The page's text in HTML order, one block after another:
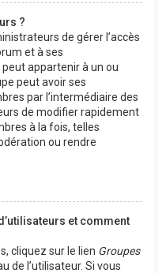
?
de gérer l’accès
et à ses
appartenir à un ou
peut avoir ses
par l’intermédiaire des
de modifier rapidement
à la fois, telles
ou rendre
et comment
cliquez sur le lien Groupes
de l’utilisateur. Si vous